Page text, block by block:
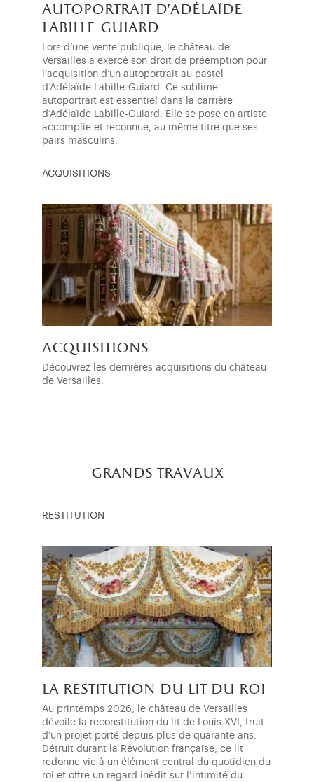
autoportrait d'adélaïde
labille-guiard
Lors d’une vente publique, le château de
Versailles a exercé son droit de préemption pour
l’acquisition d’un autoportrait au pastel
d’Adélaïde Labille-Guiard. Ce sublime
autoportrait est essentiel dans la carrière
d’Adélaïde Labille-Guiard. Elle se pose en artiste
accomplie et reconnue, au même titre que ses
pairs masculins.
ACQUISITIONS
acquisitions
Découvrez les dernières acquisitions du château
de Versailles.
grands travaux
RESTITUTION
la restitution du lit du roi
Au printemps 2026, le château de Versailles
dévoile la reconstitution du lit de Louis XVI, fruit
d’un projet porté depuis plus de quarante ans.
Détruit durant la Révolution française, ce lit
redonne vie à un élément central du quotidien du
roi et offre un regard inédit sur l’intimité du